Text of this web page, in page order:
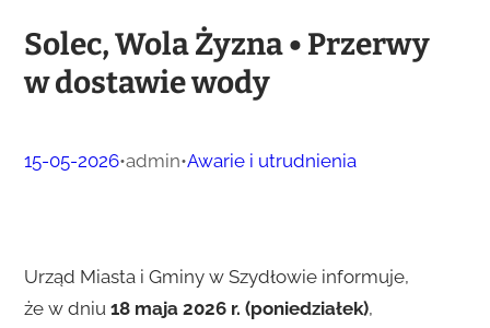
Solec, Wola Żyzna • Przerwy
w dostawie wody
15-05-2026•admin•Awarie i utrudnienia
Urząd Miasta i Gminy w Szydłowie informuje,
że w dniu 18 maja 2026 r. (poniedziałek),